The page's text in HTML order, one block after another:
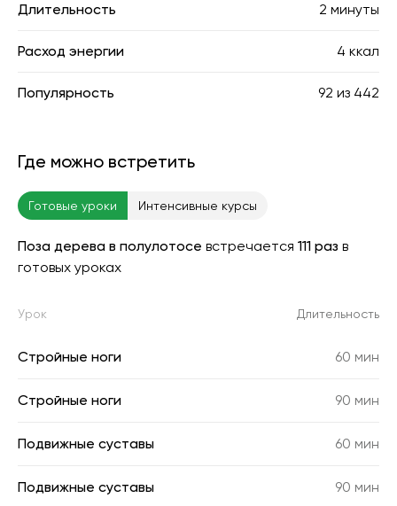
Длительность 2 минуты
Расход энергии 4 ккал
Популярность 92 из 442
Где можно встретить
Готовые уроки Интенсивные курсы
Поза дерева в полулотосе встречается 111 раз в
готовых уроках
Урок Длительность
Стройные ноги 60 мин
Стройные ноги 90 мин
Подвижные суставы 60 мин
Подвижные суставы 90 мин